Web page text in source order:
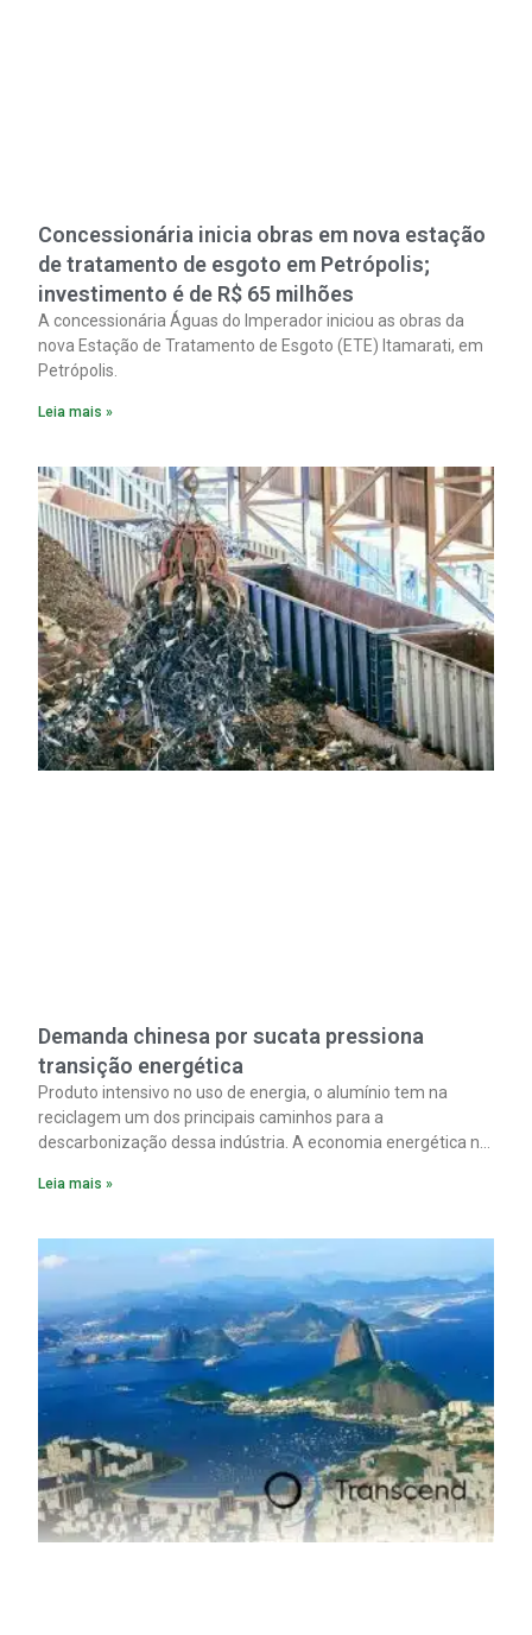
Concessionária inicia obras em nova estação
de tratamento de esgoto em Petrópolis;
investimento é de R$ 65 milhões
A concessionária Águas do Imperador iniciou as obras da
nova Estação de Tratamento de Esgoto (ETE) Itamarati, em
Petrópolis.
Leia mais »
Demanda chinesa por sucata pressiona
transição energética
Produto intensivo no uso de energia, o alumínio tem na
reciclagem um dos principais caminhos para a
descarbonização dessa indústria. A economia energética na
material. A produção de um alumínio mais limpo, no entanto,
insumo, a sucata, devido, sobretudo, ao interesse chinês
pela matéria-prima.
Leia mais »